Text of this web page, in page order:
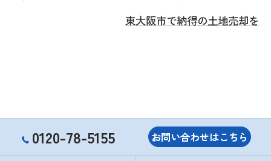
東大阪市で納得の土地売却を
0120-78-5155 お問い合わせはこちら